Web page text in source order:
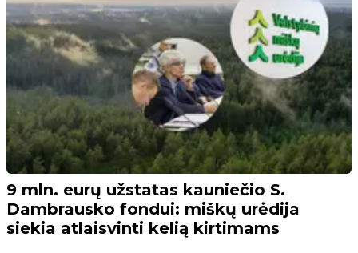
9 mln. eurų užstatas kauniečio S.
Dambrausko fondui: miškų urėdija
siekia atlaisvinti kelią kirtimams